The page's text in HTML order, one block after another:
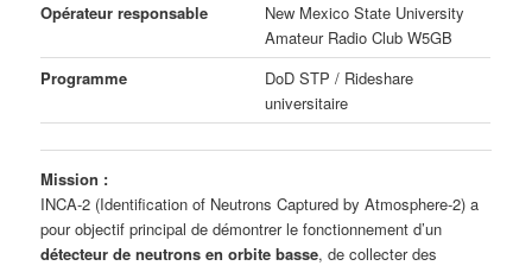
Opérateur responsable
New Mexico State University
Amateur Radio Club W5GB
Programme
DoD STP / Rideshare
universitaire
Mission :
INCA-2 (Identification of Neutrons Captured by Atmosphere-2) a
pour objectif principal de démontrer le fonctionnement d’un
détecteur de neutrons en orbite basse, de collecter des